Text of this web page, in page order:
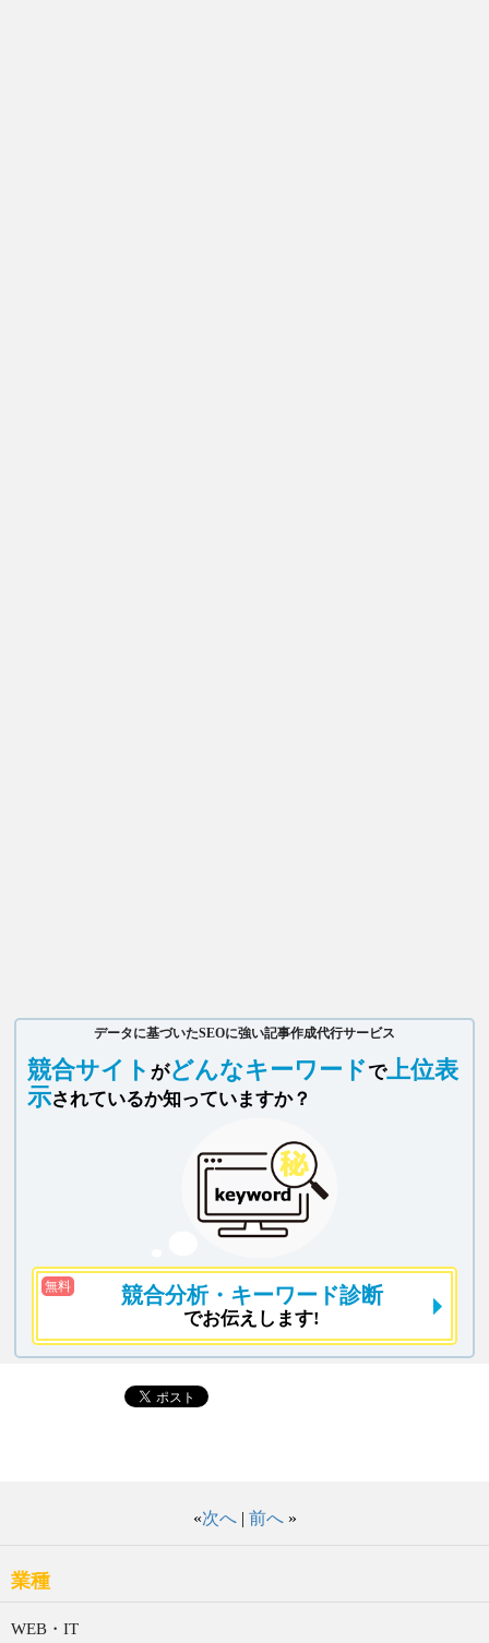
データに基づいたSEOに強い記事作成代行サービス
競合サイトがどんなキーワードで上位表
示されているか知っていますか？
無料 競合分析・キーワード診断
でお伝えします!
«次へ| 前へ»
業種
WEB・IT